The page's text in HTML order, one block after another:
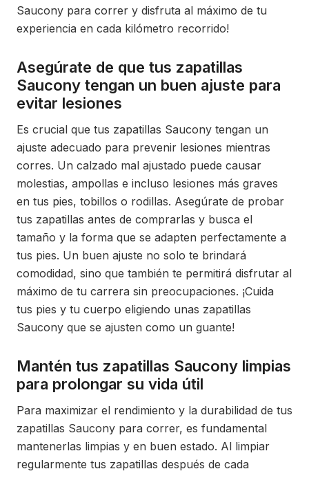
Saucony para correr y disfruta al máximo de tu
experiencia en cada kilómetro recorrido!
Asegúrate de que tus zapatillas
Saucony tengan un buen ajuste para
evitar lesiones
Es crucial que tus zapatillas Saucony tengan un
ajuste adecuado para prevenir lesiones mientras
corres. Un calzado mal ajustado puede causar
molestias, ampollas e incluso lesiones más graves
en tus pies, tobillos o rodillas. Asegúrate de probar
tus zapatillas antes de comprarlas y busca el
tamaño y la forma que se adapten perfectamente a
tus pies. Un buen ajuste no solo te brindará
comodidad, sino que también te permitirá disfrutar al
máximo de tu carrera sin preocupaciones. ¡Cuida
tus pies y tu cuerpo eligiendo unas zapatillas
Saucony que se ajusten como un guante!
Mantén tus zapatillas Saucony limpias
para prolongar su vida útil
Para maximizar el rendimiento y la durabilidad de tus
zapatillas Saucony para correr, es fundamental
mantenerlas limpias y en buen estado. Al limpiar
regularmente tus zapatillas después de cada